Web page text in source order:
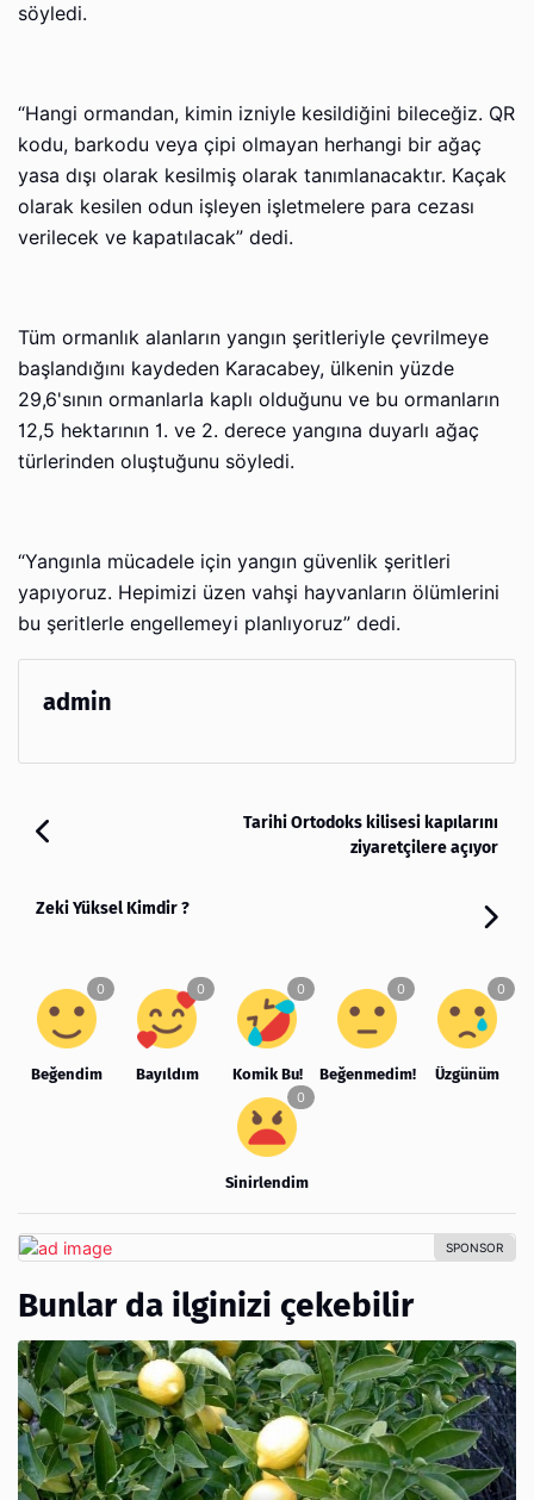
söyledi.
“Hangi ormandan, kimin izniyle kesildiğini bileceğiz. QR
kodu, barkodu veya çipi olmayan herhangi bir ağaç
yasa dışı olarak kesilmiş olarak tanımlanacaktır. Kaçak
olarak kesilen odun işleyen işletmelere para cezası
verilecek ve kapatılacak” dedi.
Tüm ormanlık alanların yangın şeritleriyle çevrilmeye
başlandığını kaydeden Karacabey, ülkenin yüzde
29,6'sının ormanlarla kaplı olduğunu ve bu ormanların
12,5 hektarının 1. ve 2. derece yangına duyarlı ağaç
türlerinden oluştuğunu söyledi.
“Yangınla mücadele için yangın güvenlik şeritleri
yapıyoruz. Hepimizi üzen vahşi hayvanların ölümlerini
bu şeritlerle engellemeyi planlıyoruz” dedi.
admin
Tarihi Ortodoks kilisesi kapılarını
ziyaretçilere açıyor
Zeki Yüksel Kimdir ?
Beğendim Bayıldım Komik Bu! Beğenmedim! Üzgünüm
Sinirlendim
Bunlar da ilginizi çekebilir